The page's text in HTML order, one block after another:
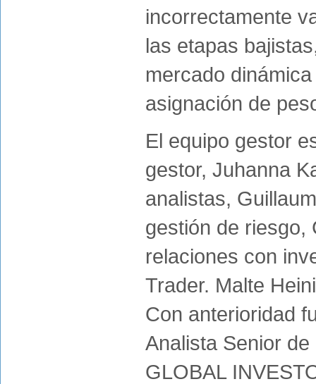
incorrectamente
las etapas
mercado
asignación de
El equipo gestor
gestor, Juhanna
analistas,
gestión de riesgo,
relaciones con
Trader. Malte
Con anterioridad
Analista Senior
GLOBAL